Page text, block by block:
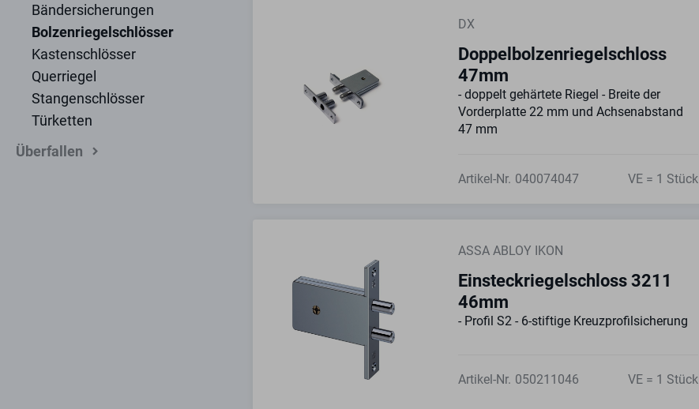
Bändersicherungen
Bolzenriegelschlösser
Kastenschlösser
Querriegel
Stangenschlösser
Türketten
Überfallen
DX
Doppelbolzenriegelschloss
47mm
- doppelt gehärtete Riegel - Breite der
Vorderplatte 22 mm und Achsenabstand
47 mm
Artikel-Nr. 040074047 VE = 1 Stück
ASSA ABLOY IKON
Einsteckriegelschloss 3211
46mm
- Profil S2 - 6-stiftige Kreuzprofilsicherung
Artikel-Nr. 050211046 VE = 1 Stück